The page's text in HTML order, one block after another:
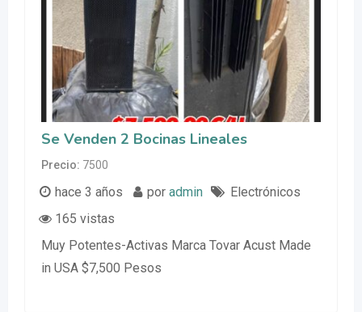
Se Venden 2 Bocinas Lineales
Precio 7500
hace 3 años por admin
Electrónicos
165 vistas
Muy Potentes-Activas Marca Tovar Acust Made
in USA $7,500 Pesos